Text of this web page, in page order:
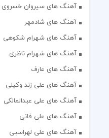
آهنگ های سیروان خسروی
آهنگ های شادمهر
آهنگ های شهرام شکوهی
آهنگ های شهرام ناظری
آهنگ های عارف
آهنگ های علی زند وکیلی
آهنگ های علی عبدالمالکی
آهنگ های علی فانی
آهنگ های علی لهراسبی